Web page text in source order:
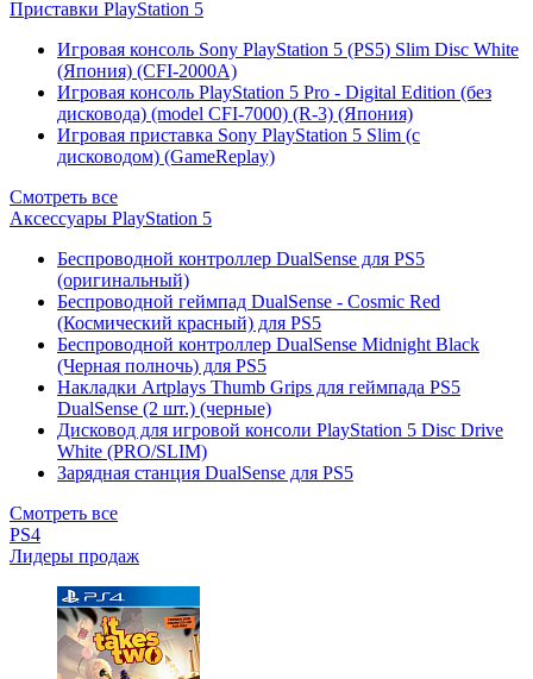
Приставки PlayStation 5
Игровая консоль Sony PlayStation 5 (PS5) Slim Disc White
(Япония) (CFI-2000A)
Игровая консоль PlayStation 5 Pro - Digital Edition (без
дисковода) (model CFI-7000) (R-3) (Япония)
Игровая приставка Sony PlayStation 5 Slim (с
дисководом) (GameReplay)
Смотреть все
Аксессуары PlayStation 5
Беспроводной контроллер DualSense для PS5
(оригинальный)
Беспроводной геймпад DualSense - Cosmic Red
(Космический красный) для PS5
Беспроводной контроллер DualSense Midnight Black
(Черная полночь) для PS5
Накладки Artplays Thumb Grips для геймпада PS5
DualSense (2 шт.) (черные)
Дисковод для игровой консоли PlayStation 5 Disc Drive
White (PRO/SLIM)
Зарядная станция DualSense для PS5
Смотреть все
PS4
Лидеры продаж